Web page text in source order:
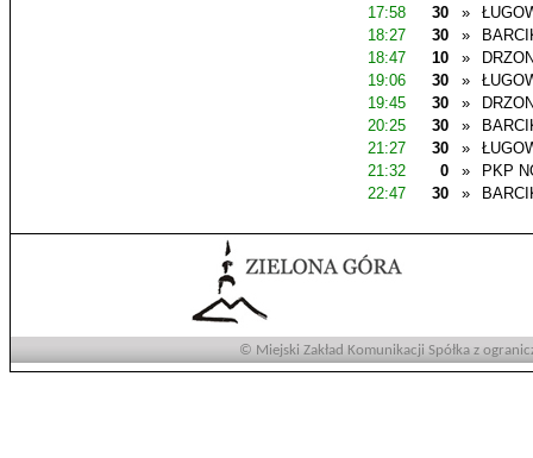
17:58
30 »
18:27
30 »
18:47
10 »
19:06
30 »
19:45
30 »
20:25
30 »
21:27
30 »
21:32
0 »
PKP
22:47
30 »
© Miejski Zakład Komunikacji Spółka z